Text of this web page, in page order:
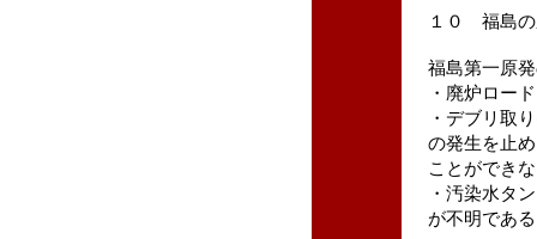
１０ 福島の
福島第一原
・廃炉ロー
・デブリ取
の発生を止
ことができ
・汚染水タ
が不明であ